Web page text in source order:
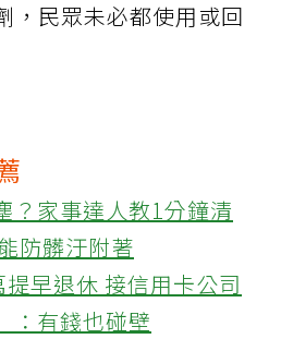
，民眾未必都使用或回
？家事達人教1分鐘清
防髒汙附著
早退休 接信用卡公司
：有錢也碰壁